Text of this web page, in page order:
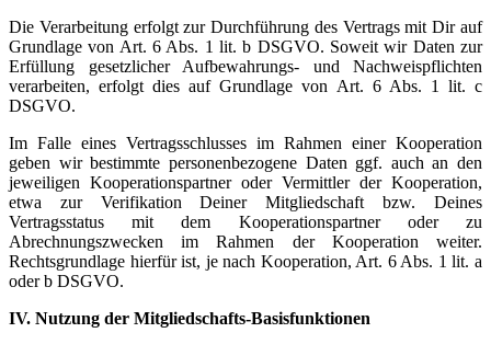
Die Verarbeitung erfolgt zur Durchführung des Vertrags mit Dir auf
Grundlage von Art. 6 Abs. 1 lit. b DSGVO. Soweit wir Daten zur
Erfüllung gesetzlicher Aufbewahrungs- und Nachweispflichten
verarbeiten, erfolgt dies auf Grundlage von Art. 6 Abs. 1 lit. c
DSGVO.
Im Falle eines Vertragsschlusses im Rahmen einer Kooperation
geben wir bestimmte personenbezogene Daten ggf. auch an den
jeweiligen Kooperationspartner oder Vermittler der Kooperation,
etwa zur Verifikation Deiner Mitgliedschaft bzw. Deines
Vertragsstatus mit dem Kooperationspartner oder zu
Abrechnungszwecken im Rahmen der Kooperation weiter.
Rechtsgrundlage hierfür ist, je nach Kooperation, Art. 6 Abs. 1 lit. a
oder b DSGVO.
IV. Nutzung der Mitgliedschafts-Basisfunktionen